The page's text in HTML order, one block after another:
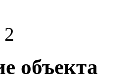
2
объекта